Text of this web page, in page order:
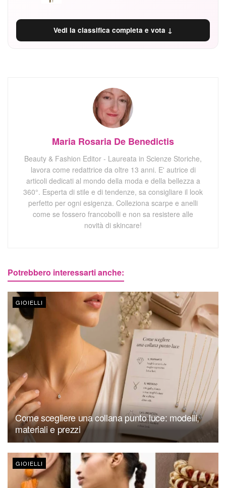
Vedi la classifica completa e vota ↓
Maria Rosaria De Benedictis
Beauty & Fashion Editor - Laureata in Scienze Storiche,
lavora come redattrice da oltre 13 anni. E' autrice di
articoli dedicati al mondo della moda e della bellezza a
360°. Esperta di stile e di tendenze, sa consigliare il look
perfetto per ogni esigenza. Colleziona scarpe e anelli
come se fossero francobolli e non sa resistere alle
novità di skincare!
Potrebbero interessarti anche:
GIOIELLI
Come scegliere una collana punto luce: modelli,
materiali e prezzi
GIOIELLI